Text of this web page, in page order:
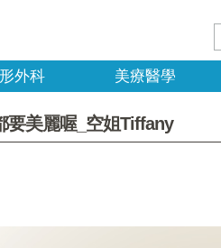
外科 美療醫學
要美麗喔_空姐Tiffany